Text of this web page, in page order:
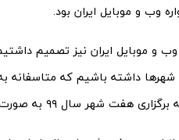
وب و موبایل ایران بود.
شهرها داشته باشیم که
صورت کاملا متفاوت و آنلاین گرفتیم.